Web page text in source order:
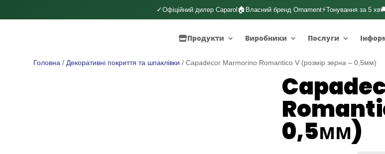
✓Офіційний дилер Caparol 🏠 Власний бренд Ornament⚡Тонування за 5 хв
Продукти Виробники Послуги
Головна / Декоративні покриття та шпаклівки / Capadecor Marmorino Romantico V (розмір зерна – 0,5мм)
0,5мм)